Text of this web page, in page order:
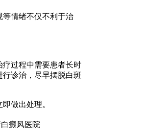
情绪不仅不利于治
过程中需要患者长时
诊治，尽早摆脱白斑
做出处理。
癜风医院